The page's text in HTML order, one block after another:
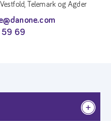
Telemark og Agder
59 69